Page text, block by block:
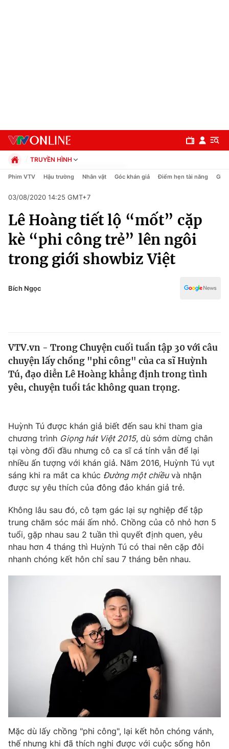
Chuyên mục
Chính trị
Xã hội
Pháp luật
Thế giới
Tin tức
Thế giới đó đây
Kinh tế
Thị trường
Góc doanh nghiệp
Truyền hình
Phim VTV
Hậu trường
Khán giả
Giải sao mai
Giải trí
Điện ảnh
Âm nhạc
Sao
Du lịch
Làm đẹp
Chất lượng cuộc sống
Giáo dục
Tuyển sinh
Công nghệ
Chuyên mục khác
Emagazine Podcast
Infographic
Video Shorts video
TRUYỀN HÌNH
Chính trị
Pháp luật
Kinh tế
Thể thao
Truyền hình
Văn hóa - Giải trí
Y tế
Công nghệ
Phim VTV Hậu trường Nhân vật Góc khán giả Điểm hẹn tài năng Giải
03/08/2020 14:25 GMT+7
Lê Hoàng tiết lộ “mốt” cặp
kè “phi công trẻ” lên ngôi
trong giới showbiz Việt
Bích Ngọc
VTV.vn - Trong Chuyện cuối tuần tập 30 với câu
chuyện lấy chồng "phi công" của ca sĩ Huỳnh
Tú, đạo diễn Lê Hoàng khẳng định trong tình
yêu, chuyện tuổi tác không quan trọng.
Huỳnh Tú được khán giả biết đến sau khi tham gia
chương trình Giọng hát Việt 2015, dù sớm dừng chân
tại vòng đối đầu nhưng cô ca sĩ cá tính vẫn để lại
nhiều ấn tượng với khán giả. Năm 2016, Huỳnh Tú vụt
sáng khi ra mắt ca khúc Đường một chiềuvà nhận
được sự yêu thích của đông đảo khán giả trẻ.
Không lâu sau đó, cô tạm gác lại sự nghiệp để tập
trung chăm sóc mái ấm nhỏ. Chồng của cô nhỏ hơn 5
tuổi, gặp nhau sau 2 tuần thì quyết định quen, yêu
nhau hơn 4 tháng thì Huỳnh Tú có thai nên cặp đôi
nhanh chóng kết hôn chỉ sau 7 tháng bên nhau.
Mặc dù lấy chồng "phi công", lại kết hôn chóng vánh,
thế nhưng khi đã thích nghi được với cuộc sống hôn